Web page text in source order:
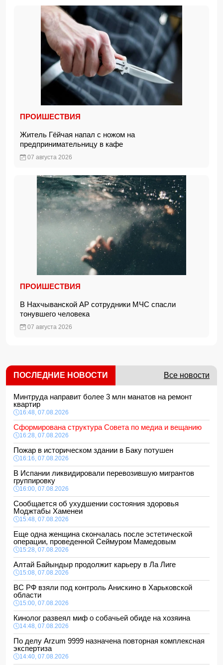
ПРОИШЕСТВИЯ
Житель Гёйчая напал с ножом на
предпринимательницу в кафе
07 августа 2026
ПРОИШЕСТВИЯ
В Нахчыванской АР сотрудники МЧС спасли
тонувшего человека
07 августа 2026
ПОСЛЕДНИЕ НОВОСТИ Все новости
Минтруда направит более 3 млн манатов на ремонт
квартир
16:48, 07.08.2026
Сформирована структура Совета по медиа и вещанию
16:28, 07.08.2026
Пожар в историческом здании в Баку потушен
16:16, 07.08.2026
В Испании ликвидировали перевозившую мигрантов
группировку
16:00, 07.08.2026
Сообщается об ухудшении состояния здоровья
Моджтабы Хаменеи
15:48, 07.08.2026
Еще одна женщина скончалась после эстетической
операции, проведенной Сеймуром Мамедовым
15:28, 07.08.2026
Алтай Байындыр продолжит карьеру в Ла Лиге
15:08, 07.08.2026
ВС РФ взяли под контроль Анискино в Харьковской
области
15:00, 07.08.2026
Кинолог развеял миф о собачьей обиде на хозяина
14:48, 07.08.2026
По делу Arzum 9999 назначена повторная комплексная
экспертиза
14:40, 07.08.2026